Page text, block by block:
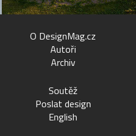
O DesignMag.cz
Autoři
Archiv
Soutěž
Poslat design
English